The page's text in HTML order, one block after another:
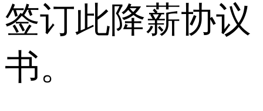
签订此降薪协议
书。